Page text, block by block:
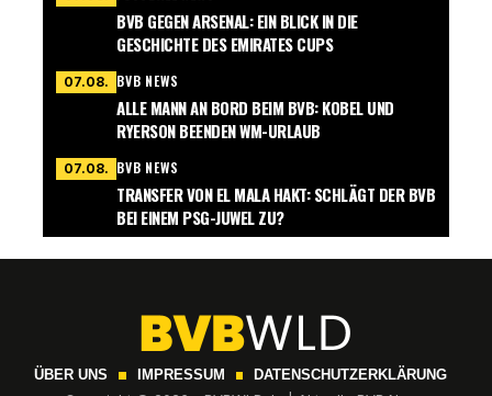
BVB GEGEN ARSENAL: EIN BLICK IN DIE
GESCHICHTE DES EMIRATES CUPS
07.08. BVB NEWS
ALLE MANN AN BORD BEIM BVB: KOBEL UND
RYERSON BEENDEN WM-URLAUB
07.08. BVB NEWS
TRANSFER VON EL MALA HAKT: SCHLÄGT DER BVB
BEI EINEM PSG-JUWEL ZU?
ÜBER UNS IMPRESSUM DATENSCHUTZERKLÄRUNG